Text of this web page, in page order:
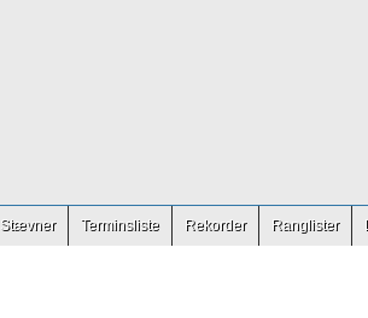
Stævner Terminsliste Rekorder Ranglister